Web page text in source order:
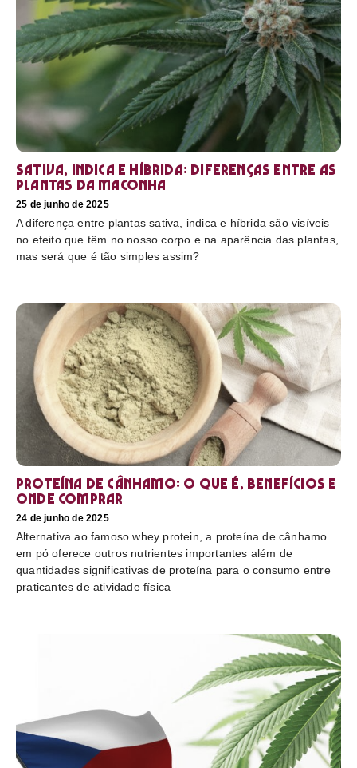
Sativa, Indica e Híbrida: diferenças entre as
plantas da maconha
25 de junho de 2025
A diferença entre plantas sativa, indica e híbrida são visíveis
no efeito que têm no nosso corpo e na aparência das plantas,
mas será que é tão simples assim?
Proteína de cânhamo: o que é, benefícios e
onde comprar
24 de junho de 2025
Alternativa ao famoso whey protein, a proteína de cânhamo
em pó oferece outros nutrientes importantes além de
quantidades significativas de proteína para o consumo entre
praticantes de atividade física